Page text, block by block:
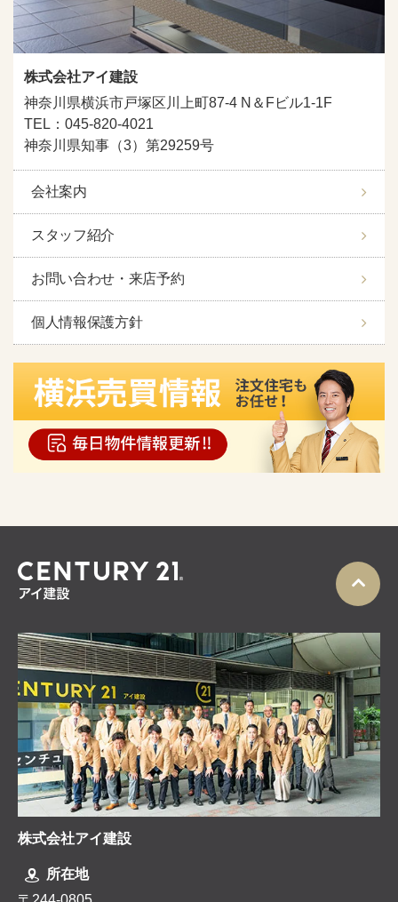
株式会社アイ建設
神奈川県横浜市戸塚区川上町87-4 N＆Fビル1-1F
TEL：045-820-4021
神奈川県知事（3）第29259号
会社案内
スタッフ紹介
お問い合わせ・来店予約
個人情報保護方針
株式会社アイ建設
所在地